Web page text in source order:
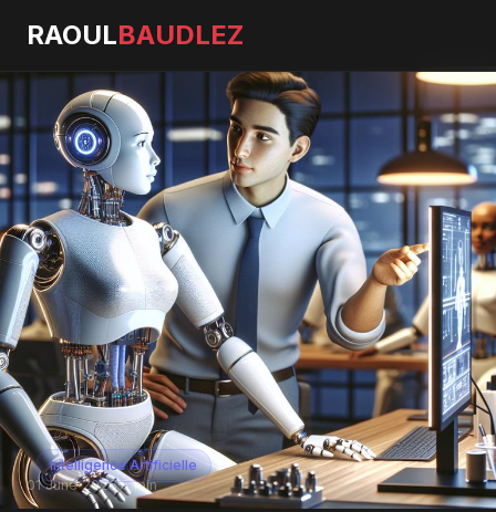
RAOULBAUDLEZ
Intelligence Artificielle
01 June 2026·5 min